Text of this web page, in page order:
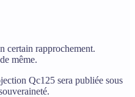
certain rapprochement.
même.
Qc125 sera publiée sous